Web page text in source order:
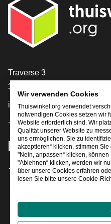
[_General:Contact]
Traverse 3
3905 NL Veenendaal
info@thuiswinkel.org
+31 (0)318 64 85 75
Facebook
X LinkedIn
Instagram
YouTube
Wir verwenden Cookies
Thuiswinkel.org verwendet
notwendigen Cookies setzen wir
Website erforderlich sind. Wir
Qualität unserer Website zu
uns ermöglichen, Sie zu
akzeptieren“ klicken, stimmen
"Nein, anpassen“ klicken,
"Ablehnen“ klicken, werden wir
über unsere Cookies erfahren
lesen Sie bitte unsere Cookie-